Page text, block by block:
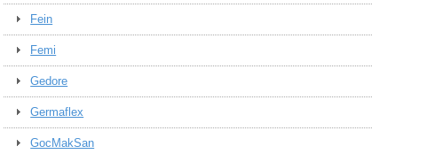
Fein
Femi
Gedore
Germaflex
GocMakSan